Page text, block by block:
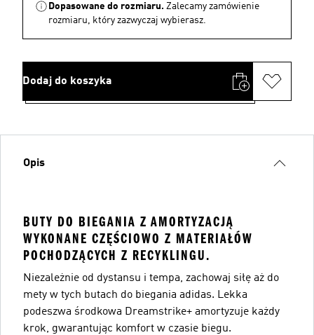
Dopasowane do rozmiaru. Zalecamy zamówienie
rozmiaru, który zazwyczaj wybierasz.
Dodaj do koszyka
Opis
BUTY DO BIEGANIA Z AMORTYZACJĄ
WYKONANE CZĘŚCIOWO Z MATERIAŁÓW
POCHODZĄCYCH Z RECYKLINGU.
Niezależnie od dystansu i tempa, zachowaj siłę aż do
mety w tych butach do biegania adidas. Lekka
podeszwa środkowa Dreamstrike+ amortyzuje każdy
krok, gwarantując komfort w czasie biegu.